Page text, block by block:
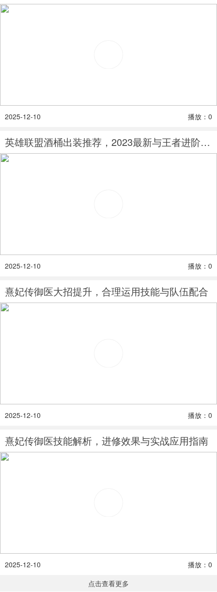
2025-12-10 播放：0
英雄联盟酒桶出装推荐，2023最新与王者进阶教学
2025-12-10 播放：0
熹妃传御医大招提升，合理运用技能与队伍配合
2025-12-10 播放：0
熹妃传御医技能解析，进修效果与实战应用指南
2025-12-10
播放：0
点击查看更多